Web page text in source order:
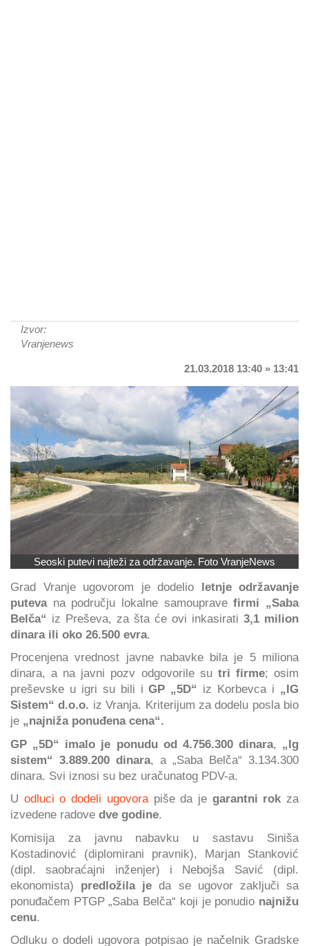
Izvor:
Vranjenews
21.03.2018 13:40 » 13:41
Seoski putevi najteži za održavanje. Foto VranjeNews
Grad Vranje ugovorom je dodelio letnje održavanje
putevana području lokalne samoupravefirmi „Saba
Belča“ iz Preševa, za šta će ovi inkasirati 3,1 milion
dinara ili oko 26.500 evra.
Procenjena vrednost javne nabavke bila je 5 miliona
dinara, a na javni pozv odgovorile su tri firme; osim
preševske u igri su bili iGP „5D“ iz Korbevca i „IG
Sistem“ d.o.o. iz Vranja. Kriterijum za dodelu posla bio
je „najniža ponuđena cena“.
GP „5D“ imalo je ponudu od 4.756.300 dinara, „Ig
sistem“ 3.889.200 dinara, a „Saba Belča“ 3.134.300
dinara. Svi iznosi su bez uračunatog PDV-a.
U odluci o dodeli ugovorapiše da je garantni rok za
izvedene radove dve godine.
Komisija za javnu nabavku u sastavu Siniša
Kostadinović (diplomirani pravnik), Marjan Stanković
(dipl. saobraćajni inženjer) i Nebojša Savić (dipl.
ekonomista) predložila je da se ugovor zaključi sa
ponuđačem PTGP „Saba Belča“ koji je ponudio najnižu
cenu.
Odluku o dodeli ugovora potpisao je načelnik Gradske